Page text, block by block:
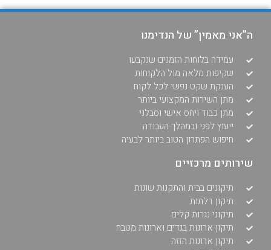
ה”אני מאמין” של הנדימנו
עמידה בלוחות הזמנים שנקבעו
שקיפות מלאה מול הלקוחות
הענקת שקט נפשי לכל לקוח
מתן השירות המקצועי ביותר
מתן כבוד ויחס אישי וסבלני
ייעוץ לפני ובמהלך העבודה
חיפוש הפתרון הטוב ביותר לבעיה
שירותים מרכזיים
תיקונים בבית והתקנות שונות
תיקון דלתות
תיקוני נגרות קלים
תיקון ארונות בגדים וארונות מטבח
תיקון ארונות הזזה